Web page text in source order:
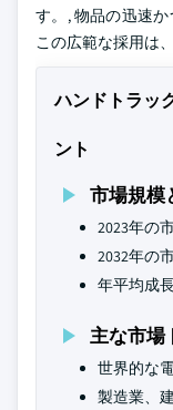
す。, 物品の迅速
この広範な採用は
ハンドトラッ
ント
市場規模
2023年の
2032年の
年平均成
主な市場
世界的な
製造業、